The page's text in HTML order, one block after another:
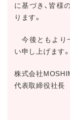
に基づき、皆様
ります。
今後ともより
い申し上げます。
株式会社
代表取締役社